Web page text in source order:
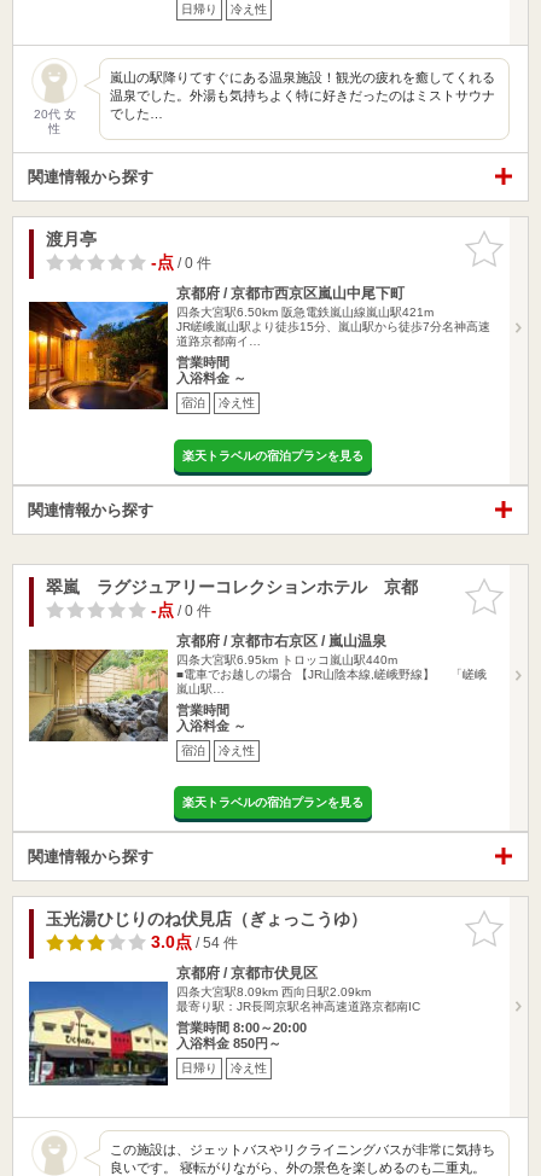
日帰り 冷え性
20代 女
性
嵐山の駅降りてすぐにある温泉施設！観光の疲れを癒してくれる
温泉でした。外湯も気持ちよく特に好きだったのはミストサウナ
でした…
関連情報から探す
お気に入
りに追加
渡月亭
-点/ 0 件
京都府 / 京都市西京区嵐山中尾下町
四条大宮駅6.50km 阪急電鉄嵐山線嵐山駅421m
JR嵯峨嵐山駅より徒歩15分、嵐山駅から徒歩7分名神高速
道路京都南イ…
営業時間
入浴料金 ～
宿泊 冷え性
楽天トラベルの宿泊プランを見る
関連情報から探す
お気に入
りに追加
翠嵐 ラグジュアリーコレクションホテル 京都
-点/ 0 件
京都府 / 京都市右京区 / 嵐山温泉
四条大宮駅6.95km トロッコ嵐山駅440m
■電車でお越しの場合 【JR山陰本線,嵯峨野線】 「嵯峨
嵐山駅…
営業時間
入浴料金 ～
宿泊 冷え性
楽天トラベルの宿泊プランを見る
関連情報から探す
お気に入
りに追加
玉光湯ひじりのね伏見店（ぎょっこうゆ）
3.0点/ 54 件
京都府 / 京都市伏見区
四条大宮駅8.09km 西向日駅2.09km
最寄り駅：JR長岡京駅名神高速道路京都南IC
営業時間 8:00～20:00
入浴料金 850円～
日帰り 冷え性
この施設は、ジェットバスやリクライニングバスが非常に気持ち
良いです。 寝転がりながら、外の景色を楽しめるのも二重丸。